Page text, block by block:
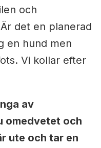
och
det en planerad
en hund men
Vi kollar efter
av
omedvetet och
ute och tar en